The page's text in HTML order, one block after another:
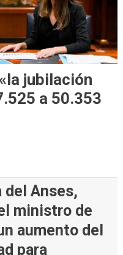
jubilación
a 50.353
Anses,
ministro de
aumento del
para